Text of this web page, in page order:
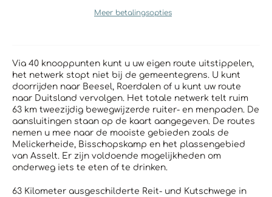
Meer betalingsopties
Via 40 knooppunten kunt u uw eigen route uitstippelen,
het netwerk stopt niet bij de gemeentegrens. U kunt
doorrijden naar Beesel, Roerdalen of u kunt uw route
naar Duitsland vervolgen. Het totale netwerk telt ruim
63 km tweezijdig bewegwijzerde ruiter- en menpaden. De
aansluitingen staan op de kaart aangegeven. De routes
nemen u mee naar de mooiste gebieden zoals de
Melickerheide, Bisschopskamp en het plassengebied
van Asselt. Er zijn voldoende mogelijkheden om
onderweg iets te eten of te drinken.
63 Kilometer ausgeschilderte Reit- und Kutschwege in